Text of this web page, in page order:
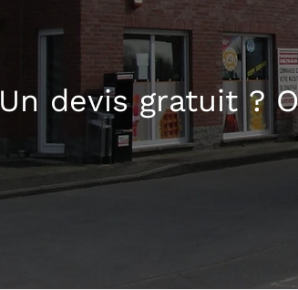
Un devis gratuit ?